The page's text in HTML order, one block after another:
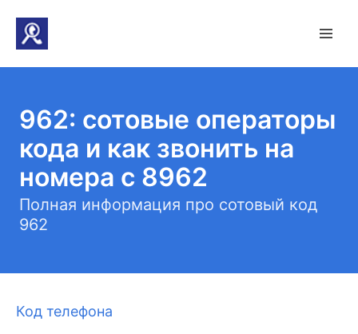
962: сотовые операторы
кода и как звонить на
номера с 8962
Полная информация про сотовый код
962
Код телефона